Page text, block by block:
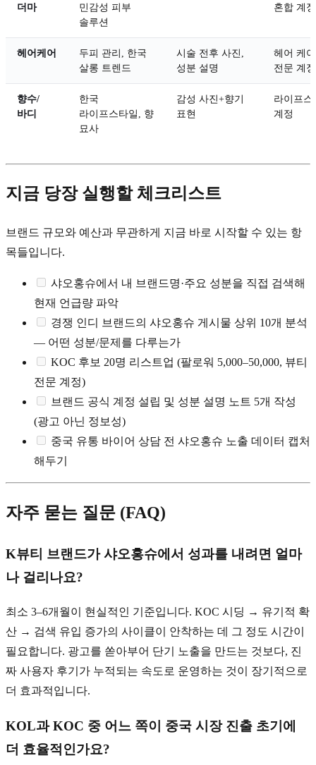
더마
민감성 피부
솔루션
혼합 계정
헤어케어
두피 관리, 한국
살롱 트렌드
시술 전후 사진,
성분 설명
헤어 케어
전문 계정
향수/
바디
한국
라이프스타일, 향
묘사
감성 사진+향기
표현
라이프스
계정
지금 당장 실행할 체크리스트
브랜드 규모와 예산과 무관하게 지금 바로 시작할 수 있는 항
목들입니다.
샤오홍슈에서 내 브랜드명·주요 성분을 직접 검색해
현재 언급량 파악
경쟁 인디 브랜드의 샤오홍슈 게시물 상위 10개 분석
— 어떤 성분/문제를 다루는가
KOC 후보 20명 리스트업 (팔로워 5,000–50,000, 뷰티
전문 계정)
브랜드 공식 계정 설립 및 성분 설명 노트 5개 작성
(광고 아닌 정보성)
중국 유통 바이어 상담 전 샤오홍슈 노출 데이터 캡처
해두기
자주 묻는 질문 (FAQ)
K뷰티 브랜드가 샤오홍슈에서 성과를 내려면 얼마
나 걸리나요?
최소 3–6개월이 현실적인 기준입니다. KOC 시딩 → 유기적 확
산 → 검색 유입 증가의 사이클이 안착하는 데 그 정도 시간이
필요합니다. 광고를 쏟아부어 단기 노출을 만드는 것보다, 진
짜 사용자 후기가 누적되는 속도로 운영하는 것이 장기적으로
더 효과적입니다.
KOL과 KOC 중 어느 쪽이 중국 시장 진출 초기에
더 효율적인가요?